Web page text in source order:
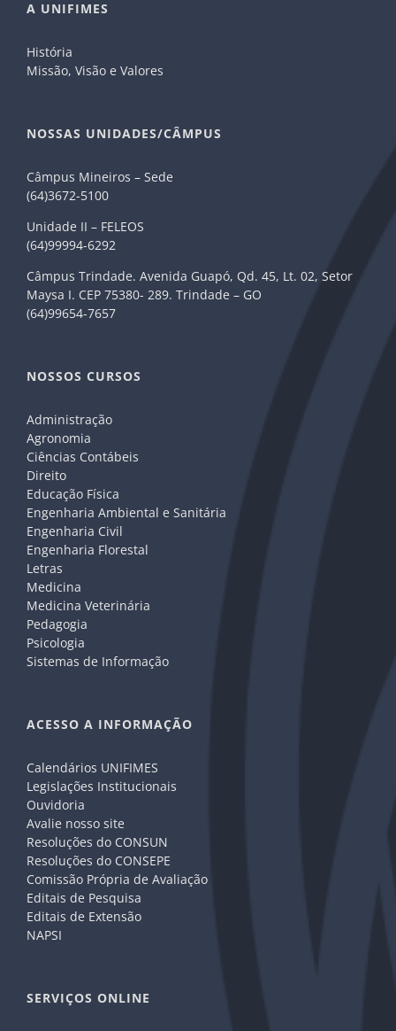
A UNIFIMES
História
Missão, Visão e Valores
NOSSAS UNIDADES/CÂMPUS
Câmpus Mineiros – Sede
(64)3672-5100
Unidade II – FELEOS
(64)99994-6292
Câmpus Trindade. Avenida Guapó, Qd. 45, Lt. 02, Setor
Maysa I. CEP 75380- 289. Trindade – GO
(64)99654-7657
NOSSOS CURSOS
Administração
Agronomia
Ciências Contábeis
Direito
Educação Física
Engenharia Ambiental e Sanitária
Engenharia Civil
Engenharia Florestal
Letras
Medicina
Medicina Veterinária
Pedagogia
Psicologia
Sistemas de Informação
ACESSO A INFORMAÇÃO
Calendários UNIFIMES
Legislações Institucionais
Ouvidoria
Avalie nosso site
Resoluções do CONSUN
Resoluções do CONSEPE
Comissão Própria de Avaliação
Editais de Pesquisa
Editais de Extensão
NAPSI
SERVIÇOS ONLINE